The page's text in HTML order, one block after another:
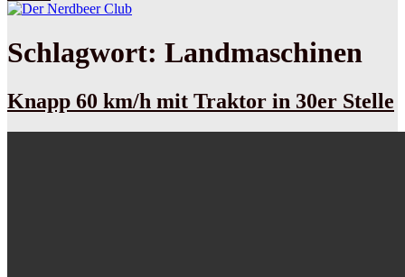
Schlagwort: Landmaschinen
Knapp 60 km/h mit Traktor in 30er Stelle